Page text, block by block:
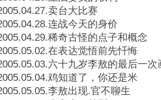
卖台大比赛
连战今天的身价
稀奇古怪的点子和概念
在表达觉悟前先忏悔
六十九岁李敖的最后一次
鸡知道了，你还是米
李敖出现.官不聊生